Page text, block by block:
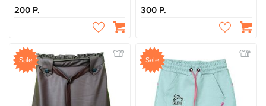
200 300
Sale Sale